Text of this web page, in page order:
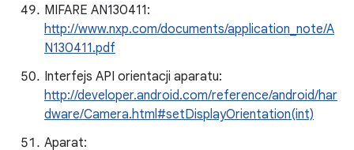
MIFARE AN130411:
http://www.nxp.com/documents/application_note/A
N130411.pdf
Interfejs API orientacji aparatu:
http://developer.android.com/reference/android/har
dware/Camera.html#setDisplayOrientation(int)
Aparat: